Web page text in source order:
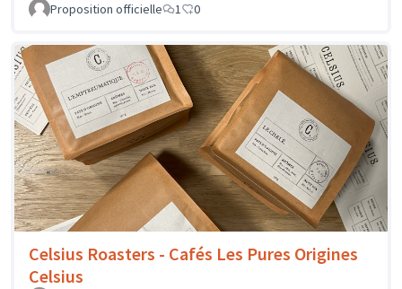
Proposition officielle 1 0
Celsius Roasters - Cafés Les Pures Origines
Celsius